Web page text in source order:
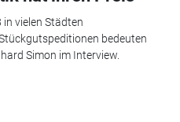
vielen Städten
bedeuten
Simon im Interview.